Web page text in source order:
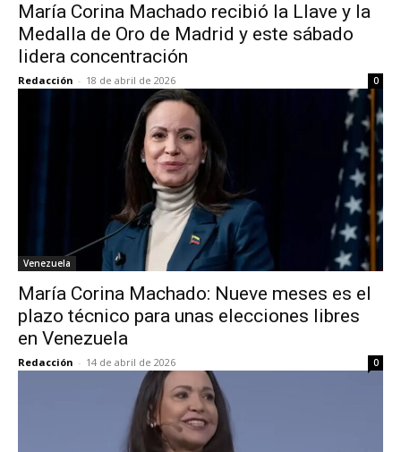
María Corina Machado recibió la Llave y la
Medalla de Oro de Madrid y este sábado
lidera concentración
Redacción - 18 de abril de 2026 0
Venezuela
María Corina Machado: Nueve meses es el
plazo técnico para unas elecciones libres
en Venezuela
Redacción - 14 de abril de 2026 0